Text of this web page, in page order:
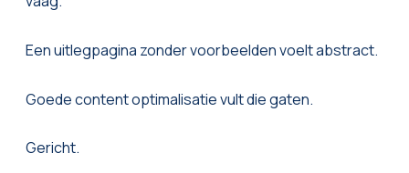
Een uitlegpagina zonder voorbeelden voelt abstract.
Goede content optimalisatie vult die gaten.
Gericht.